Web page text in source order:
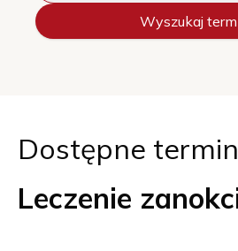
Wyszukaj
Dostępne
Leczenie